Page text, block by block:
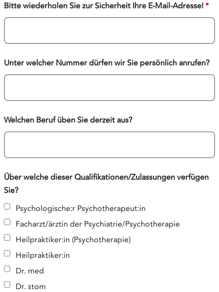
Bitte wiederholen Sie zur Sicherheit Ihre E-Mail-Adresse! *
Unter welcher Nummer dürfen wir Sie persönlich anrufen?
Welchen Beruf üben Sie derzeit aus?
Über welche dieser Qualifikationen/Zulassungen verfügen
Sie?
Psychologische:r Psychotherapeut:in
Facharzt/ärztin der Psychiatrie/Psychotherapie
Heilpraktiker:in (Psychotherapie)
Heilpraktiker:in
Dr. med
Dr. stom